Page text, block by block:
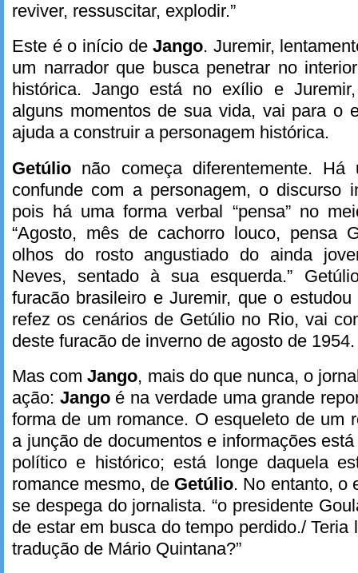
reviver, ressuscitar, explodir.”
Este é o início deJango. Juremir,
um narrador que busca penetrar no
histórica. Jango está no exílio e
alguns momentos de sua vida, vai para o
ajuda a construir a personagem histórica.
Getúlio não começa diferentemente.
confunde com a personagem, o discurso
pois há uma forma verbal “pensa” no
“Agosto, mês de cachorro louco, pensa
olhos do rosto angustiado do ainda
Neves, sentado à sua esquerda.”
furacão brasileiro e Juremir, que o
refez os cenários de Getúlio no Rio, vai
deste furacão de inverno de agosto de 1954.
Mas comJango, mais do que nunca, o
ação: Jango é na verdade uma grande
forma de um romance. O esqueleto de um
a junção de documentos e informações
político e histórico; está longe daquela
romance mesmo, de Getúlio. No entanto, o
se despega do jornalista. “o presidente
de estar em busca do tempo perdido./ Teria
tradução de Mário Quintana?”